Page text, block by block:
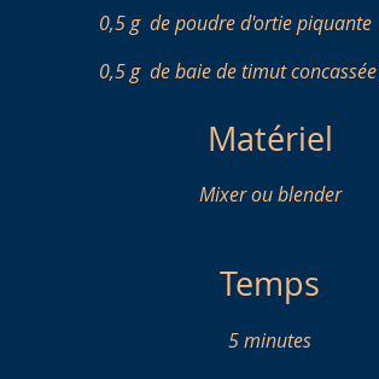
0,5 g de poudre d'ortie piquante
0,5 g de baie de timut
Matériel
Mixer ou blender
Temps
5 minutes